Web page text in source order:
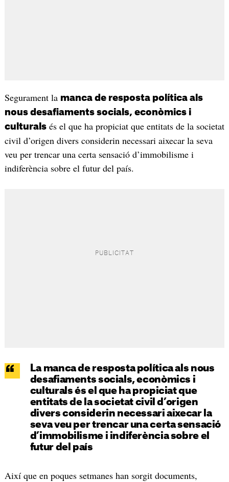
Segurament la manca de resposta política als
nous desafiaments socials, econòmics i
culturalsés el que ha propiciat que entitats de la societat
civil d’origen divers considerin necessari aixecar la seva
veu per trencar una certa sensació d’immobilisme i
indiferència sobre el futur del país.
La manca de resposta política als nous
desafiaments socials, econòmics i
culturals és el que ha propiciat que
entitats de la societat civil d’origen
divers considerin necessari aixecar la
seva veu per trencar una certa sensació
d’immobilisme i indiferència sobre el
futur del país
Així que en poques setmanes han sorgit documents,